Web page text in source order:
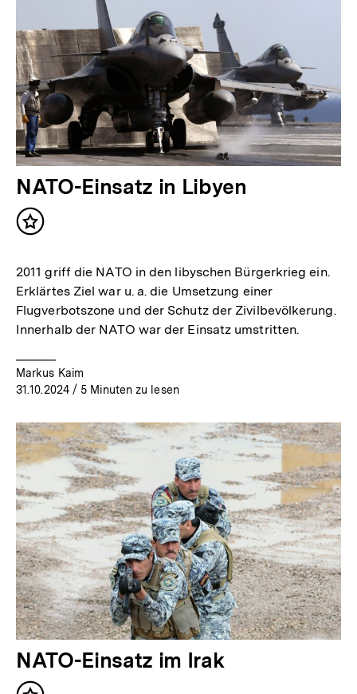
NATO-Einsatz in Libyen
Inhalt
2011 griff die NATO in den libyschen Bürgerkrieg ein.
Erklärtes Ziel war u. a. die Umsetzung einer
Flugverbotszone und der Schutz der Zivilbevölkerung.
Innerhalb der NATO war der Einsatz umstritten.
Markus Kaim
31.10.2024/ 5 Minuten zu lesen
NATO-Einsatz im Irak